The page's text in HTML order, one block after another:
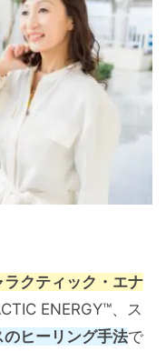
クティック・エナ
ENERGY™、ス
のヒーリング手法で